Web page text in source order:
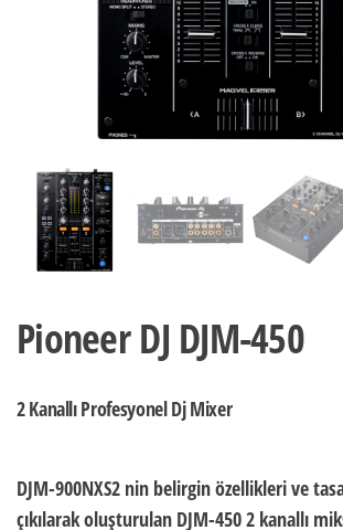
Pioneer DJ DJM-450
2 Kanallı Profesyonel Dj Mixer
DJM-900NXS2 nin belirgin özellikleri ve
çıkılarak oluşturulan DJM-450 2 kanallı